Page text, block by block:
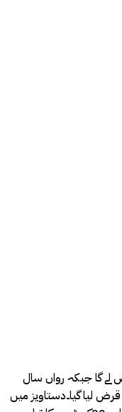
لے گا جبکہ رواں سال
سے 232 ارب روپے کا قرض لیا گیا۔دستاویز میں